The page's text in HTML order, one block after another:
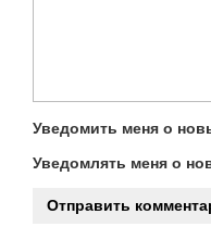
Уведомить меня о
Уведомлять меня о